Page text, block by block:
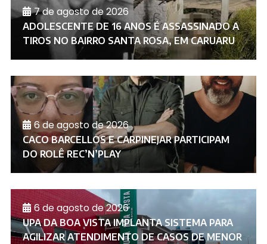
7 de agosto de 2026
ADOLESCENTE DE 16 ANOS É ASSASSINADO A
TIROS NO BAIRRO SANTA ROSA, EM CARUARU
6 de agosto de 2026
CACO BARCELLOS E CARPINEJAR PARTICIPAM
DO ROLÊ REC’N’PLAY
6 de agosto de 2026
UPA DA BOA VISTA IMPLANTA SISTEMA PARA
AGILIZAR ATENDIMENTO DE CASOS DE MENOR